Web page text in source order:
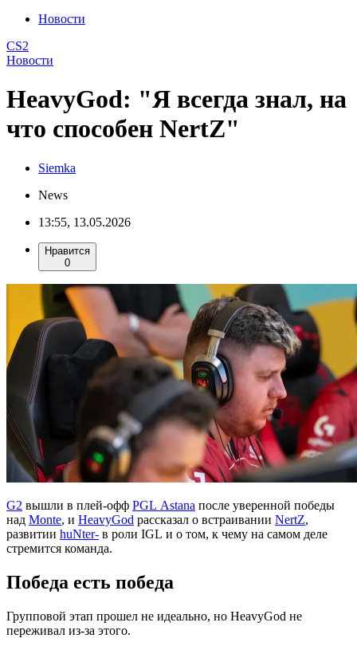
Новости
CS2
Новости
HeavyGod: "Я всегда знал, на
что способен NertZ"
Siemka
News
13:55, 13.05.2026
Нравится
0
G2 вышли в плей-офф PGL Astana после уверенной победы
над Monte, и HeavyGod рассказал о встраивании NertZ,
развитии huNter- в роли IGL и о том, к чему на самом деле
стремится команда.
Победа есть победа
Групповой этап прошел не идеально, но HeavyGod не
переживал из-за этого.